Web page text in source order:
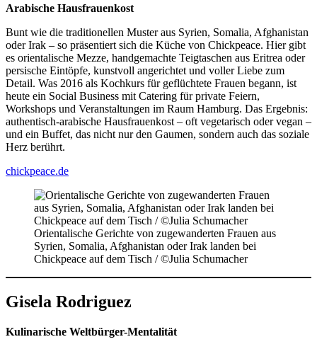
Arabische Hausfrauenkost
Bunt wie die traditionellen Muster aus Syrien, Somalia, Afghanistan
oder Irak – so präsentiert sich die Küche von Chick­peace. Hier gibt
es orientalische Mezze, handgemachte Teigtaschen aus Eritrea oder
persische Eintöpfe, kunstvoll angerichtet und voller Liebe zum
Detail. Was 2016 als Kochkurs für geflüchtete Frauen begann, ist
heute ein Social Business mit Catering für private Feiern,
Workshops und Veranstaltungen im Raum Hamburg. Das Ergebnis:
authentisch-arabische Hausfrauenkost – oft vegetarisch oder vegan –
und ein Buffet, das nicht nur den Gaumen, sondern auch das soziale
Herz berührt.
chickpeace.de
Orientalische Gerichte von zugewanderten Frauen aus
Syrien, Somalia, Afghanistan oder Irak landen bei
Chickpeace auf dem Tisch / ©Julia Schumacher
Gisela Rodriguez
Kulinarische Weltbürger-Mentalität